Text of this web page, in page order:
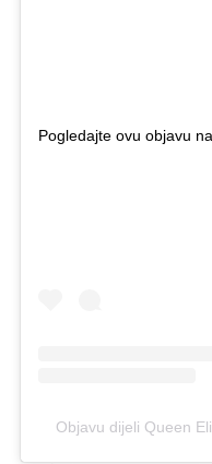
Pogledajte ovu objavu
Objavu dijeli Queen